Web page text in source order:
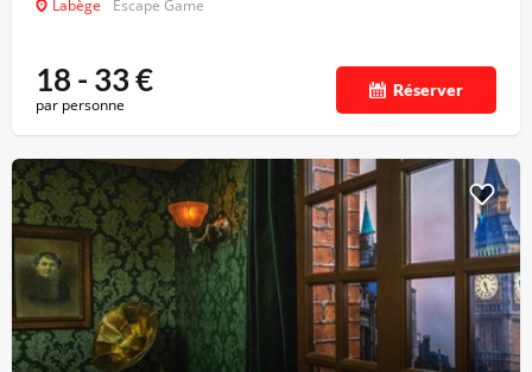
Labège Escape Game
18 - 33€
par personne
Réserver